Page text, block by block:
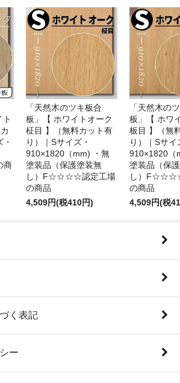
商
「天然木のツキ板合
板」【 ホワイトオーク
柾目 】（無料カット有
り）｜Sサイズ・
910×1820（mm) ・無
塗装品（保護塗装無
し）F☆☆☆☆認定工場
の商品
4,509円(税410円)
「天然木の
板」【 ホワ
板目 】（無
り）｜Sサイ
910×1820（
塗装品（保
し）
の商品
4,509円(税
く表記
ー